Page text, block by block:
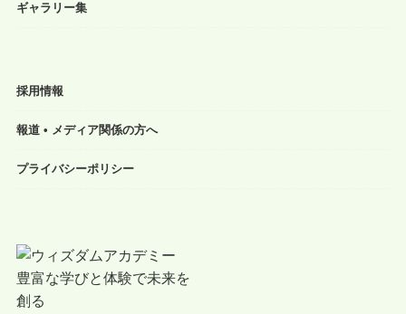
ギャラリー集
採用情報
報道 • メディア関係の方へ
プライバシーポリシー